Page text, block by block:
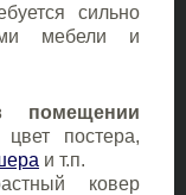
сильно
мебели и
помещении
постера,
и т.п.
ковер